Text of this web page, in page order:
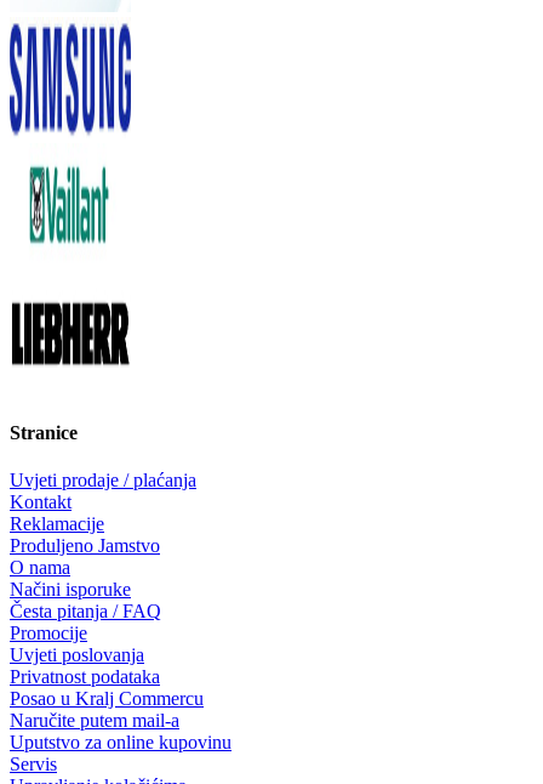
Stranice
Uvjeti prodaje / plaćanja
Kontakt
Reklamacije
Produljeno Jamstvo
O nama
Načini isporuke
Česta pitanja / FAQ
Promocije
Uvjeti poslovanja
Privatnost podataka
Posao u Kralj Commercu
Naručite putem mail-a
Uputstvo za online kupovinu
Servis